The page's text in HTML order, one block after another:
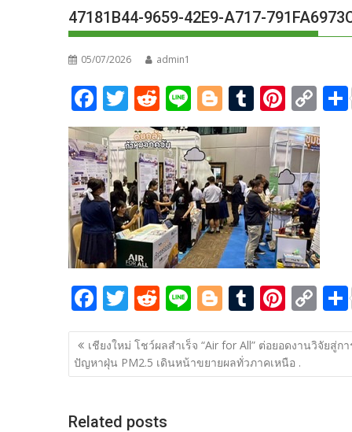
47181B44-9659-42E9-A717-
05/07/2026 admin1
F
ac
e
b
o
o
T
w
itt
er
R
e
d
di
t
Li
n
e
Bl
o
g
g
er
T
u
m
bl
r
Pi
nt
er
e
st
C
o
p
y
Li
n
k
F
ac
e
b
o
T
w
itt
er
R
e
d
di
Li
n
e
Bl
o
g
g
T
u
m
bl
Pi
nt
er
e
C
o
p
y
แนะแนว
เรื่อง
เชียงใหม่ โชว์ผลสำเร็จ “Air for All” ต่อยอดงานวิจัยสู่ก
ปัญหาฝุ่น PM2.5 เดินหน้าขยายผลทั่วภาคเหนือ .
Related posts